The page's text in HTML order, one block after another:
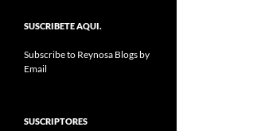
SUSCRIBETE AQUI.
Subscribe to Reynosa Blogs by
Email
SUSCRIPTORES